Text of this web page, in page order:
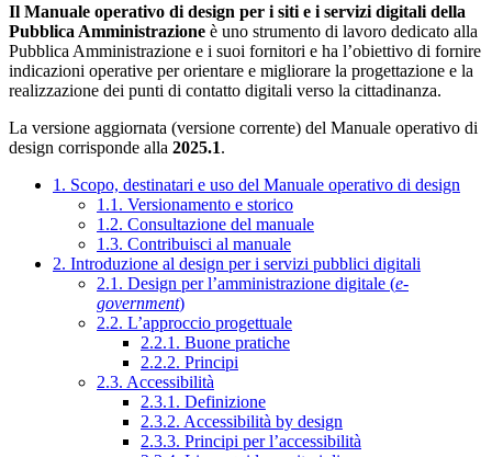
Il Manuale operativo di design per i siti e i servizi digitali della
Pubblica Amministrazione è uno strumento di lavoro dedicato alla
Pubblica Amministrazione e i suoi fornitori e ha l’obiettivo di fornire
indicazioni operative per orientare e migliorare la progettazione e la
realizzazione dei punti di contatto digitali verso la cittadinanza.
La versione aggiornata (versione corrente) del Manuale operativo di
design corrisponde alla 2025.1.
1. Scopo, destinatari e uso del Manuale operativo di design
1.1. Versionamento e storico
1.2. Consultazione del manuale
1.3. Contribuisci al manuale
2. Introduzione al design per i servizi pubblici digitali
2.1. Design per l’amministrazione digitale (e-
government)
2.2. L’approccio progettuale
2.2.1. Buone pratiche
2.2.2. Principi
2.3. Accessibilità
2.3.1. Definizione
2.3.2. Accessibilità by design
2.3.3. Principi per l’accessibilità